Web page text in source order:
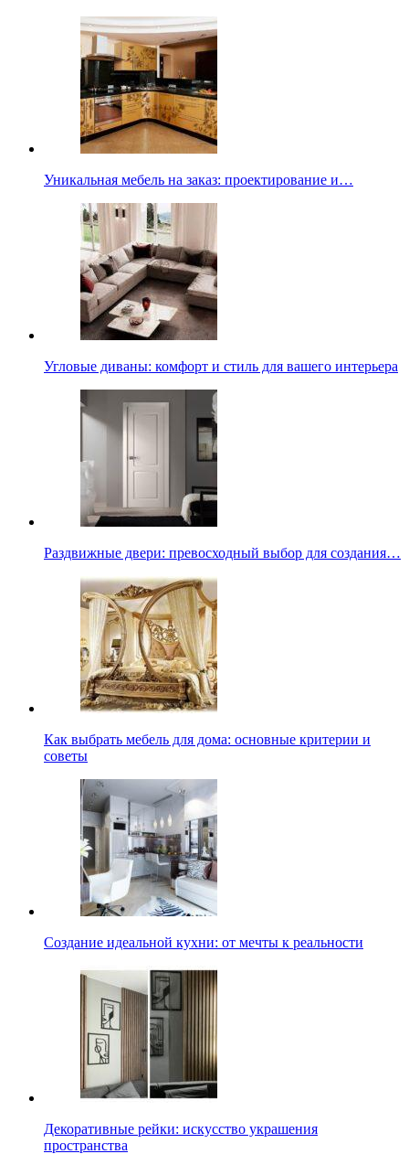
Уникальная мебель на заказ: проектирование и…
Угловые диваны: комфорт и стиль для вашего интерьера
Раздвижные двери: превосходный выбор для создания…
Как выбрать мебель для дома: основные критерии и
советы
Создание идеальной кухни: от мечты к реальности
Декоративные рейки: искусство украшения
пространства